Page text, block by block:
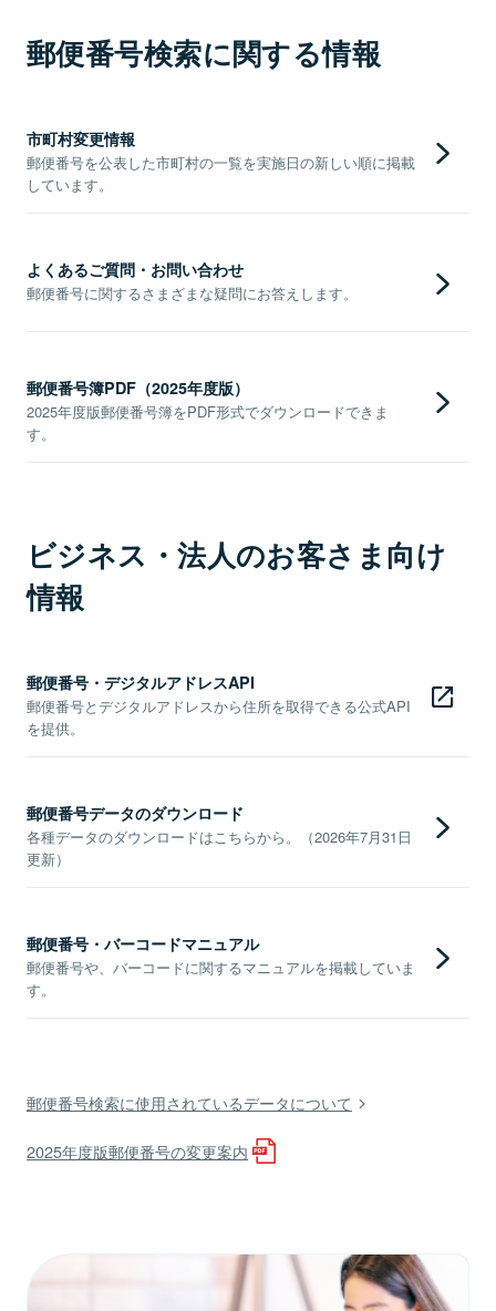
郵便番号検索に関する情報
市町村変更情報
郵便番号を公表した市町村の一覧を実施日の新しい順に掲載
しています。
よくあるご質問・お問い合わせ
郵便番号に関するさまざまな疑問にお答えします。
郵便番号簿PDF（2025年度版）
2025年度版郵便番号簿をPDF形式でダウンロードできま
す。
ビジネス・法人のお客さま向け
情報
郵便番号・デジタルアドレスAPI
郵便番号とデジタルアドレスから住所を取得できる公式API
を提供。
郵便番号データのダウンロード
各種データのダウンロードはこちらから。（2026年7月31日
更新）
郵便番号・バーコードマニュアル
郵便番号や、バーコードに関するマニュアルを掲載していま
す。
郵便番号検索に使用されているデータについて
2025年度版郵便番号の変更案内